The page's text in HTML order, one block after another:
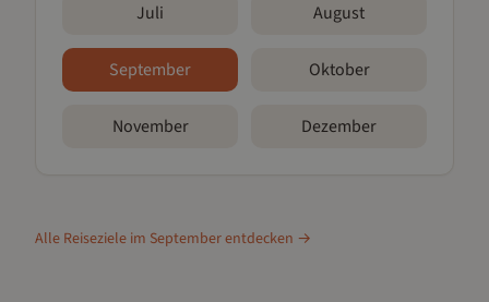
Juli August
September Oktober
November Dezember
Alle Reiseziele im Septemberentdecken →